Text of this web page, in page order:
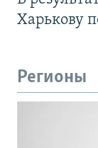
Харькову
Регионы